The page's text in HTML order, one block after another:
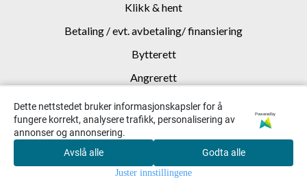
Søk
Klikk & hent
Betaling / evt. avbetaling/ finansiering
Bytterett
Angrerett
Garanti og reklamasjon
Transportskade
EE-avfall
Dette nettstedet bruker informasjonskapsler for å
fungere korrekt, analysere trafikk, personalisering av
annonser og annonsering.
Powered by
Avslå alle Godta alle
Juster innstillingene